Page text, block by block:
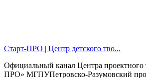
Старт-ПРО | Центр детского тво...
Официальный канал Центра проектного
ПРО» МГПУПетровско-Разумовский